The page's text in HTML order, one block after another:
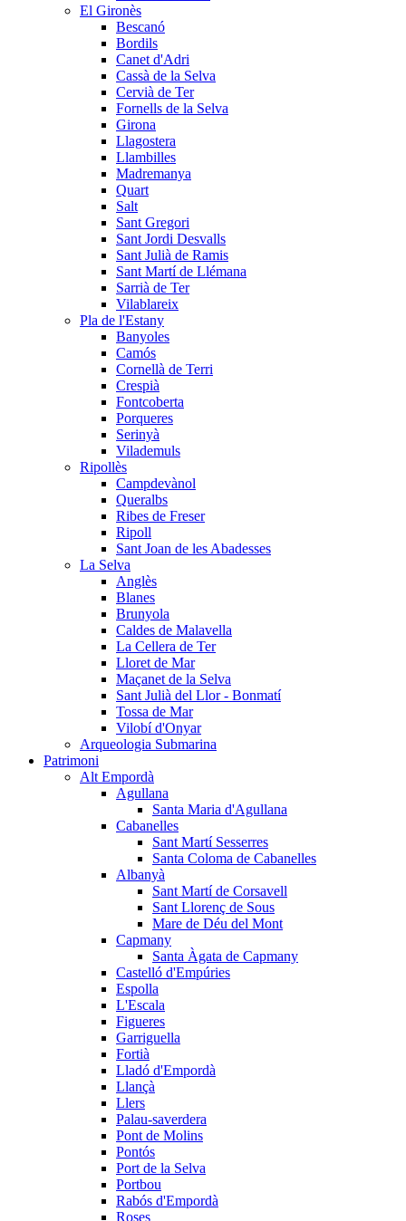
El Gironès
Bescanó
Bordils
Canet d'Adri
Cassà de la Selva
Cervià de Ter
Fornells de la Selva
Girona
Llagostera
Llambilles
Madremanya
Quart
Salt
Sant Gregori
Sant Jordi Desvalls
Sant Julià de Ramis
Sant Martí de Llémana
Sarrià de Ter
Vilablareix
Pla de l'Estany
Banyoles
Camós
Cornellà de Terri
Crespià
Fontcoberta
Porqueres
Serinyà
Vilademuls
Ripollès
Campdevànol
Queralbs
Ribes de Freser
Ripoll
Sant Joan de les Abadesses
La Selva
Anglès
Blanes
Brunyola
Caldes de Malavella
La Cellera de Ter
Lloret de Mar
Maçanet de la Selva
Sant Julià del Llor - Bonmatí
Tossa de Mar
Vilobí d'Onyar
Arqueologia Submarina
Patrimoni
Alt Empordà
Agullana
Santa Maria d'Agullana
Cabanelles
Sant Martí Sesserres
Santa Coloma de Cabanelles
Albanyà
Sant Martí de Corsavell
Sant Llorenç de Sous
Mare de Déu del Mont
Capmany
Santa Àgata de Capmany
Castelló d'Empúries
Espolla
L'Escala
Figueres
Garriguella
Fortià
Lladó d'Empordà
Llançà
Llers
Palau-saverdera
Pont de Molins
Pontós
Port de la Selva
Portbou
Rabós d'Empordà
Roses